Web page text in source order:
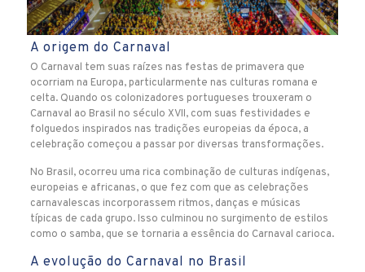
A origem do Carnaval
O Carnaval tem suas raízes nas festas de primavera que
ocorriam na Europa, particularmente nas culturas romana e
celta. Quando os colonizadores portugueses trouxeram o
Carnaval ao Brasil no século XVII, com suas festividades e
folguedos inspirados nas tradições europeias da época, a
celebração começou a passar por diversas transformações.
No Brasil, ocorreu uma rica combinação de culturas indígenas,
europeias e africanas, o que fez com que as celebrações
carnavalescas incorporassem ritmos, danças e músicas
típicas de cada grupo. Isso culminou no surgimento de estilos
como o samba, que se tornaria a essência do Carnaval carioca.
A evolução do Carnaval no Brasil